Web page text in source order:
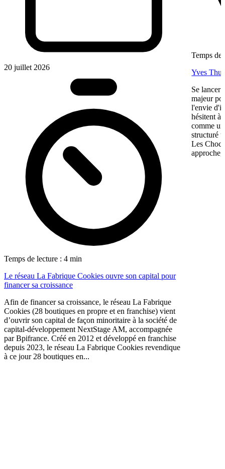
20 juillet 2026
Temps de lecture : 4 min
Le réseau La Fabrique Cookies ouvre son capital pour
financer sa croissance
Afin de financer sa croissance, le réseau La Fabrique
Cookies (28 boutiques en propre et en franchise) vient
d’ouvrir son capital de façon minoritaire à la société de
capital-développement NextStage AM, accompagnée
par Bpifrance. Créé en 2012 et développé en franchise
depuis 2023, le réseau La Fabrique Cookies revendique
à ce jour 28 boutiques en...
Temps de
Yves
Se lancer
majeur
l'envie
hésitent à
comme
structuré
Les
approche,